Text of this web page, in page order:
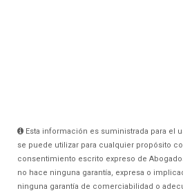
Esta información es suministrada para el
se puede utilizar para cualquier propósito
consentimiento escrito expreso de
no hace ninguna garantía, expresa o
ninguna garantía de comerciabilidad o